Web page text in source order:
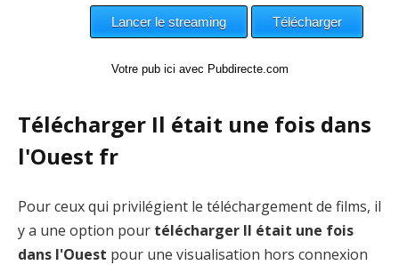
Votre pub ici avec Pubdirecte.com
Télécharger Il était une fois dans
l'Ouest fr
Pour ceux qui privilégient le téléchargement de films, il
y a une option pour télécharger Il était une fois
dans l'Ouest pour une visualisation hors connexion